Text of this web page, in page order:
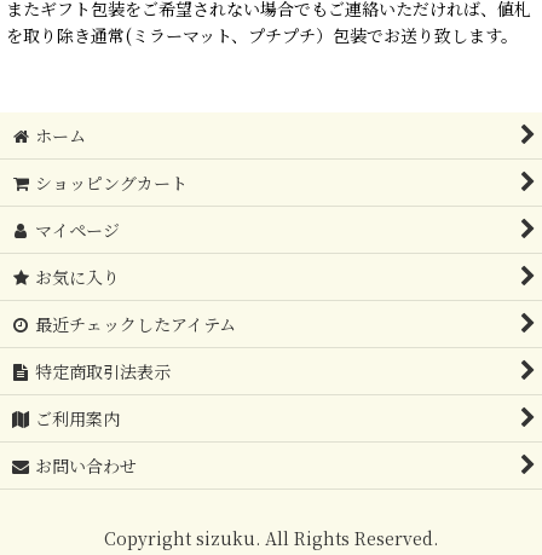
またギフト包装をご希望されない場合でもご連絡いただければ、値札
を取り除き通常(ミラーマット、プチプチ）包装でお送り致します。
ホーム
ショッピングカート
マイページ
お気に入り
最近チェックしたアイテム
特定商取引法表示
ご利用案内
お問い合わせ
Copyright sizuku. All Rights Reserved.